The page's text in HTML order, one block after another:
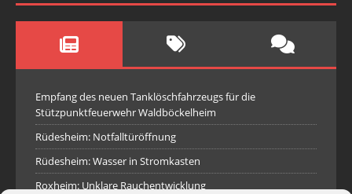
Empfang des neuen Tanklöschfahrzeugs für die
Stützpunktfeuerwehr Waldböckelheim
Rüdesheim: Notfalltüröffnung
Rüdesheim: Wasser in Stromkasten
Roxheim: Unklare Rauchentwicklung